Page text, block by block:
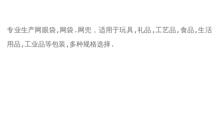
专业生产网眼袋,网袋.网兜，适用于玩具,礼品,工艺品,食品,生活
用品,工业品等包装,多种规格选择.